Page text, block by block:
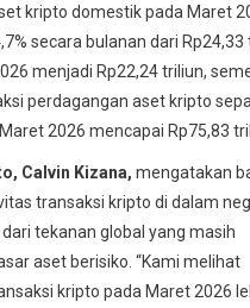
kripto domestik pada Maret
secara bulanan dari Rp24,33
menjadi Rp22,24 triliun,
perdagangan aset kripto
2026 mencapai Rp75,83
Calvin Kizana, mengatakan
transaksi kripto di dalam
tekanan global yang masih
aset berisiko. “Kami melihat
kripto pada Maret 2026